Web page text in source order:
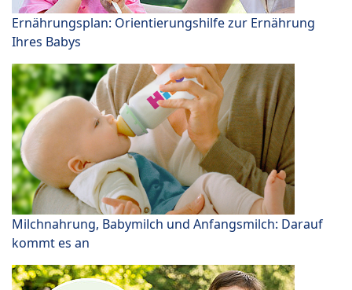
Ernährungsplan: Orientierungshilfe zur Ernährung
Ihres Babys
Milchnahrung, Babymilch und Anfangsmilch: Darauf
kommt es an